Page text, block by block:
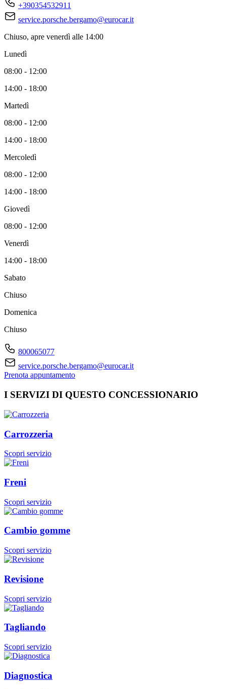
+390354532911
service.porsche.bergamo@eurocar.it
Chiuso, apre venerdì alle 14:00
Lunedì
08:00 - 12:00
14:00 - 18:00
Martedì
08:00 - 12:00
14:00 - 18:00
Mercoledì
08:00 - 12:00
14:00 - 18:00
Giovedì
08:00 - 12:00
Venerdì
14:00 - 18:00
Sabato
Chiuso
Domenica
Chiuso
800065077
service.porsche.bergamo@eurocar.it
Prenota appuntamento
I SERVIZI DI QUESTO CONCESSIONARIO
Carrozzeria
Scopri servizio
Freni
Scopri servizio
Cambio gomme
Scopri servizio
Revisione
Scopri servizio
Tagliando
Scopri servizio
Diagnostica